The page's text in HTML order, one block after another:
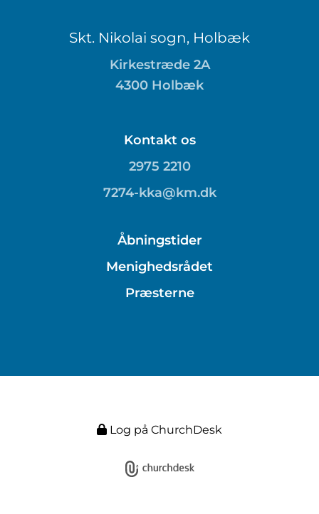
Skt. Nikolai sogn, Holbæk
Kirkestræde 2A
4300 Holbæk
Kontakt os
2975 2210
7274-kka@km.dk
Åbningstider
Menighedsrådet
Præsterne
Log på ChurchDesk